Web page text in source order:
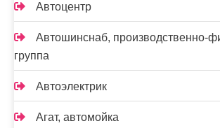
Автоцентр
Автошинснаб, производственно-
группа
Автоэлектрик
Агат, автомойка